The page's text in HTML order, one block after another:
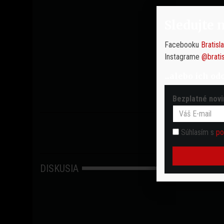
DISKUSIA
Facebooku
Instagrame
Bezplatné
Súhlasím s